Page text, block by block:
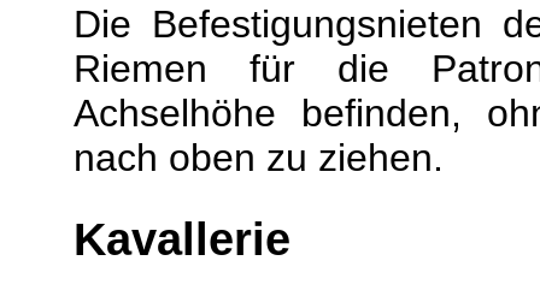
Die Befestigungsnieten
Riemen für die
Achselhöhe befinden,
nach oben zu ziehen.
Kavallerie